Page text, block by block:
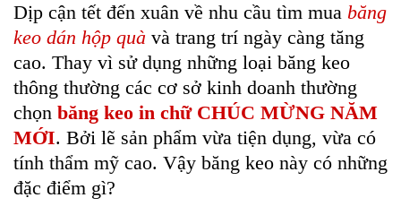
Dịp cận tết đến xuân về nhu cầu tìm mua băng
keo dán hộp quà và trang trí ngày càng tăng
cao. Thay vì sử dụng những loại băng keo
thông thường các cơ sở kinh doanh thường
chọn băng keo in chữ CHÚC MỪNG NĂM
MỚI. Bởi lẽ sản phẩm vừa tiện dụng, vừa có
tính thẩm mỹ cao. Vậy băng keo này có những
đặc điểm gì?